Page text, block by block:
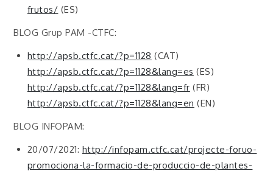
frutos/ (ES)
BLOG Grup PAM -CTFC:
http://apsb.ctfc.cat/?p=1128 (CAT)
http://apsb.ctfc.cat/?p=1128&lang=es (ES)
http://apsb.ctfc.cat/?p=1128&lang=fr (FR)
http://apsb.ctfc.cat/?p=1128&lang=en (EN)
BLOG INFOPAM:
20/07/2021: http://infopam.ctfc.cat/projecte-foruo-
promociona-la-formacio-de-produccio-de-plantes-